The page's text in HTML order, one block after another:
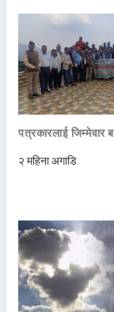
पत्रकारलाई जिम्मेवार
२ महिना अगाडि